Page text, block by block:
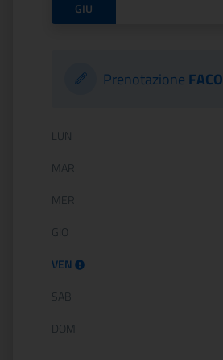
GIU
Prenotazione
Orario di apertura:
LUN
MAR
MER
GIO
VEN
SAB
DOM